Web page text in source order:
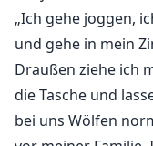
„Ich gehe joggen,
und gehe in mein
Draußen ziehe ich
die Tasche und
bei uns Wölfen